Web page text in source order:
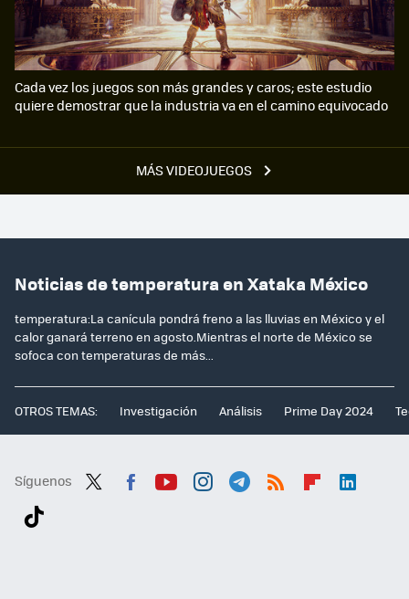
MÁS VIDEOJUEGOS
Cada vez los juegos son más grandes y caros; este estudio
quiere demostrar que la industria va en el camino equivocado
Noticias de temperatura en Xataka México
temperatura:La canícula pondrá freno a las lluvias en México y el
calor ganará terreno en agosto.Mientras el norte de México se
sofoca con temperaturas de más...
OTROS TEMAS: Investigación Análisis Prime Day 2024
Síguenos